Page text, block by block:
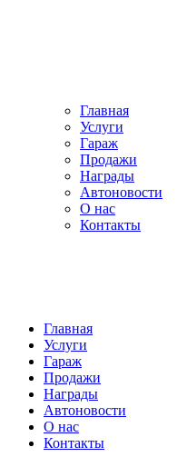
Главная
Услуги
Гараж
Продажи
Награды
Автоновости
О нас
Контакты
Главная
Услуги
Гараж
Продажи
Награды
Автоновости
О нас
Контакты